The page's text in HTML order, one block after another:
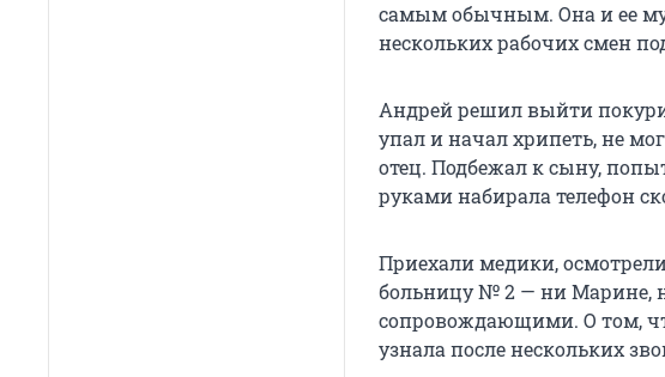
самым обычным. Она и ее
нескольких рабочих смен
Андрей решил выйти
упал и начал хрипеть, не
отец. Подбежал к сыну,
руками набирала телефон
Приехали медики,
больницу № 2 — ни Марине,
сопровождающими. О том,
узнала после нескольких